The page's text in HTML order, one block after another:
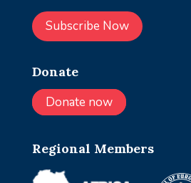
Subscribe Now
Donate
Donate now
Regional Members